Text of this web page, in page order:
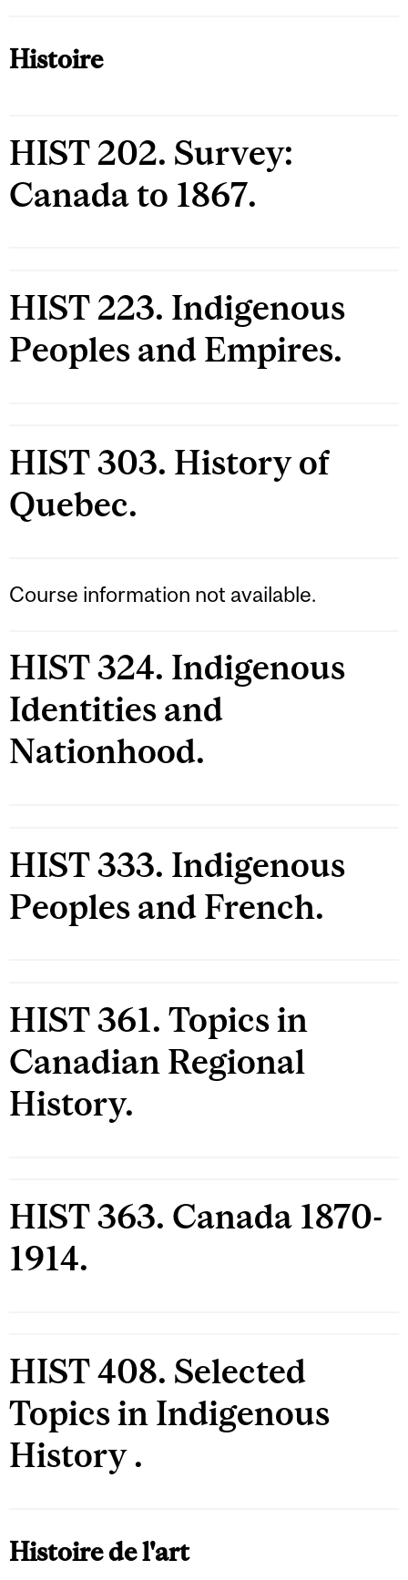
Histoire
HIST 202. Survey:
Canada to 1867.
HIST 223. Indigenous
Peoples and Empires.
HIST 303. History of
Quebec.
Course information not available.
HIST 324. Indigenous
Identities and
Nationhood.
HIST 333. Indigenous
Peoples and French.
HIST 361. Topics in
Canadian Regional
History.
HIST 363. Canada 1870-
1914.
HIST 408. Selected
Topics in Indigenous
History .
Histoire de l'art